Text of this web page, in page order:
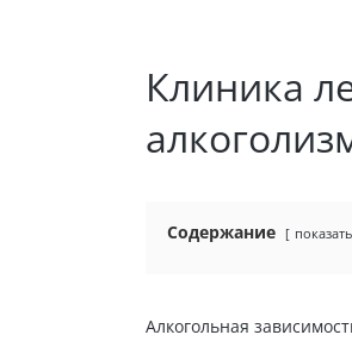
Клиника
Содержание показать
Алкогольная